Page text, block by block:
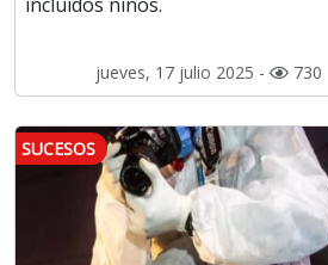
jueves, 17 julio 2025 - 730
SUCESOS